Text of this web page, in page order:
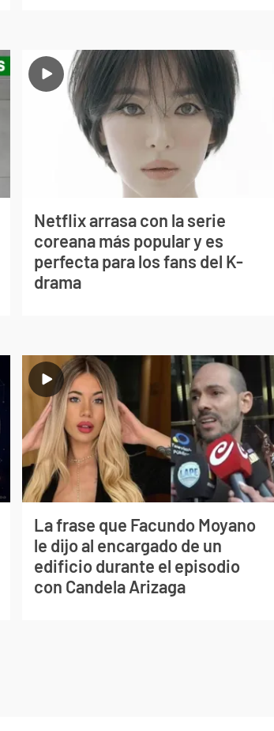
Netflix arrasa con la serie
coreana más popular y es
perfecta para los fans del K-
drama
La frase que Facundo Moyano
le dijo al encargado de un
edificio durante el episodio
con Candela Arizaga